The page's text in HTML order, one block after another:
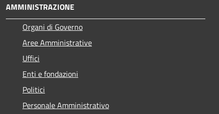
AMMINISTRAZIONE
Organi di Governo
Aree Amministrative
Uffici
Enti e fondazioni
Politici
Personale Amministrativo